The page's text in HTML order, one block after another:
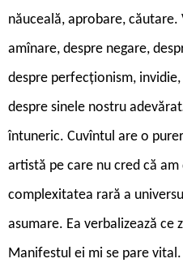
năuceală, aprobare,
amînare, despre negare,
despre perfecționism,
despre sinele nostru
întuneric. Cuvîntul are o
artistă pe care nu cred că
complexitatea rară a
asumare. Ea verbalizează ce
Manifestul ei mi se pare